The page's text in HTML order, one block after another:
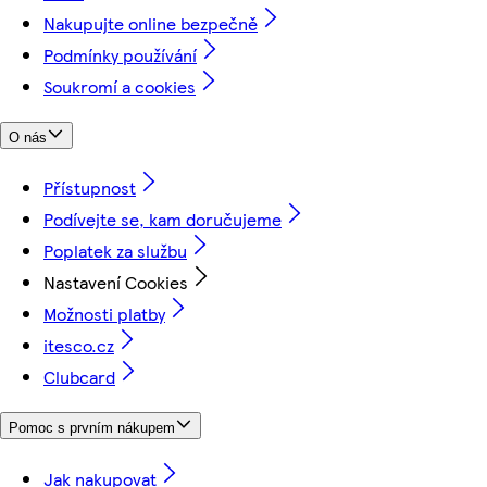
Nakupujte online bezpečně
Podmínky používání
Soukromí a cookies
O nás
Přístupnost
Podívejte se, kam doručujeme
Poplatek za službu
Nastavení Cookies
Možnosti platby
itesco.cz
Clubcard
Pomoc s prvním nákupem
Jak nakupovat